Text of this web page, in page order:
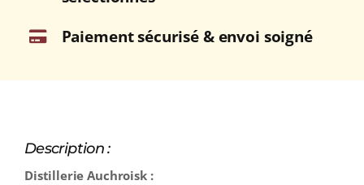
70cl
Paiement sécurisé & envoi soigné
Description :
Distillerie Auchroisk :